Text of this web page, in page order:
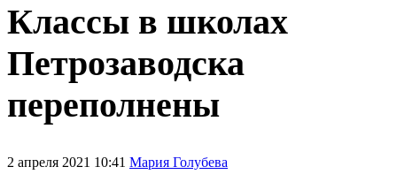
Классы в школах
Петрозаводска
переполнены
2 апреля 2021 10:41 Мария Голубева